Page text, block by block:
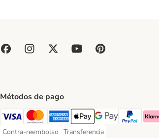
Métodos de pago
Visa Payment Method
Mastercard Payment Method
American Express Payment Method
Apple Pay Payment Method
Google PayPayPal
Contra-reembolso
Contra-reembolso Payment Method
Transferencia
Transferencia Payment Method